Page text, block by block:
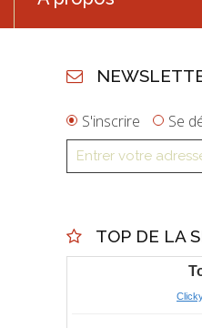
S'inscrire Se
TOP DE LA